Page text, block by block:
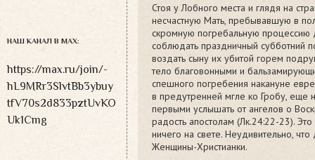
НАШ КАНАЛ В MAX:
https://max.ru/join/-
hL9MRr3SlvtBb3ybuy
tfV70s2d833pztUvKO
Uk1Cmg
Стоя у Лобного места и глядя на
несчастную Мать, пребывавшую в
скромную погребальную
соблюдать праздничный субботний
воздать сыну их убитой горем
тело благовонными и
спешного погребения накануне
в предутренней мгле ко Гробу, еще
первыми услышать от ангелов о
радость апостолам (Лк.24:22-23).
ничего на свете. Неудивительно,
Женщины-Христианки.